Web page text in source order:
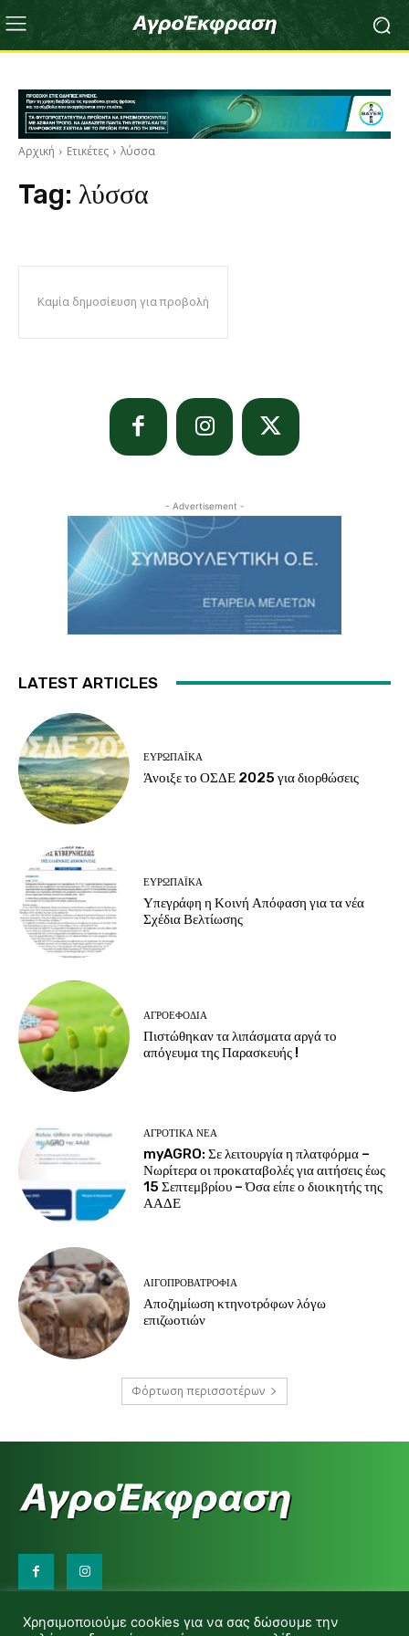
Αρχική Ετικέτες λύσσα
Tag: λύσσα
Καμία δημοσίευση για προβολή
- Advertisement -
LATEST ARTICLES
ΕΥΡΩΠΑΪΚΆ
Άνοιξε το ΟΣΔΕ 2025 για διορθώσεις
ΕΥΡΩΠΑΪΚΆ
Υπεγράφη η Κοινή Απόφαση για τα νέα
Σχέδια Βελτίωσης
ΑΓΡΟΕΦΌΔΙΑ
Πιστώθηκαν τα λιπάσματα αργά το
απόγευμα της Παρασκευής !
ΑΓΡΟΤΙΚΆ ΝΈΑ
myAGRO: Σε λειτουργία η πλατφόρμα –
Νωρίτερα οι προκαταβολές για αιτήσεις έως
15 Σεπτεμβρίου – Όσα είπε ο διοικητής της
ΑΑΔΕ
ΑΙΓΟΠΡΟΒΑΤΡΟΦΊΑ
Αποζημίωση κτηνοτρόφων λόγω
επιζωοτιών
Φόρτωση περισσοτέρων
d.makas@yahoo.gr
Χρησιμοποιούμε cookies για να σας δώσουμε την